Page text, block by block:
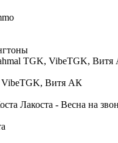
VibeTGK, Витя АК